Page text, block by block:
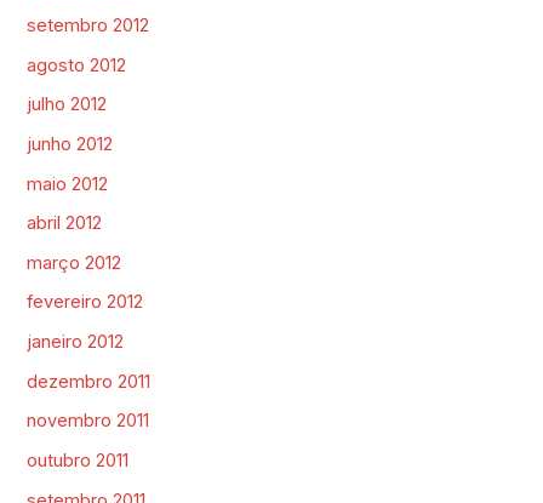
setembro 2012
agosto 2012
julho 2012
junho 2012
maio 2012
abril 2012
março 2012
fevereiro 2012
janeiro 2012
dezembro 2011
novembro 2011
outubro 2011